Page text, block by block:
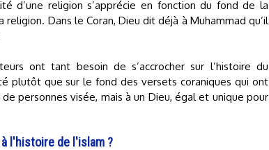
d’une religion s’apprécie en fonction du fond de la
Dans le Coran, Dieu dit déjà à Muhammad qu’il
ont tant besoin de s’accrocher sur l’histoire du
plutôt que sur le fond des versets coraniques qui ont
personnes visée, mais à un Dieu, égal et unique pour
l'histoire de l'islam ?